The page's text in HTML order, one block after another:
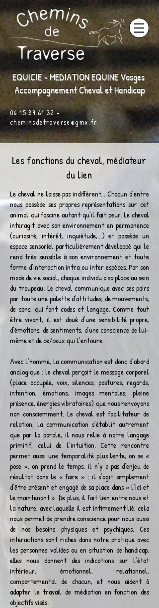
EQUICIE - MEDIATION EQUINE Vosges
Accompagnement Cheval et Handicap
06.15.39.61.32-
cheminsdetraverse@gmx.fr
Les fonctions du cheval, médiateur
du lien
Le cheval ne laisse pas indifférent… Chacun d’entre
nous possède ses propres représentations sur cet
animal qui fascine autant qu’il fait peur. Le cheval
interagit avec son environnement en permanence
(curiosité, intérêt, inquiétude,...) et possède un
espace sensoriel particulièrement développé qui le
rend très sensible à son environnement et toute
forme d’interaction intra ou inter espèces. Par son
mode de vie social, chaque individu a sa place au sein
du troupeau. Le cheval communique avec ses pairs
par toute une palette d’attitudes, de mouvements,
de sons, qui font codes et langage. Comme tout
être vivant, il est doué d’une sensibilité propre,
d’émotions, de sentiments, d’une conscience de lui-
même et de ce/ceux qui l’entoure.
Avec l’Homme, la communication est donc d’abord
analogique : le cheval perçoit le message corporel
(place occupée, voix, silences, postures, regards,
intention, émotions, images mentales, pleine
présence, énergies vibratoires) que nous renvoyons
non consciemment. Le cheval est facilitateur de
relation, la communication s’établit autrement
que par la parole, il nous relie à notre langage
primitif, celui de l’intuition. Cette rencontre
permet aussi une temporalité plus lente, on se «
pose », on prend le temps, il n’y a pas d’enjeu de
résultat dans le « faire » ; il s’agit simplement
d’être présent et engagé de sa place dans « l’ici et
le maintenant ». De plus, il fait lien entre nous et
la nature, avec laquelle il est intimement lié, cela
nous permet de prendre conscience pour nous aussi
de nos besoins physiques et psychiques. Ces
interactions sont riches dans notre pratique avec
les personnes valides ou en situation de handicap,
elles nous donnent des indications sur l’état
intérieur, émotionnel, relationnel,
comportemental de chacun, et nous aident à
adapter le travail de médiation en fonction des
objectifs visés.